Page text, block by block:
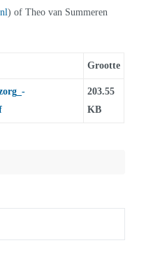
) of Theo van Summeren
Grootte
203.55
KB